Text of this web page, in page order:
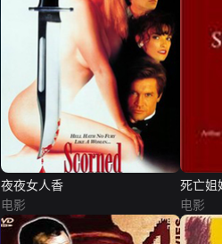
夜夜女人香
电影
死亡姐
电影